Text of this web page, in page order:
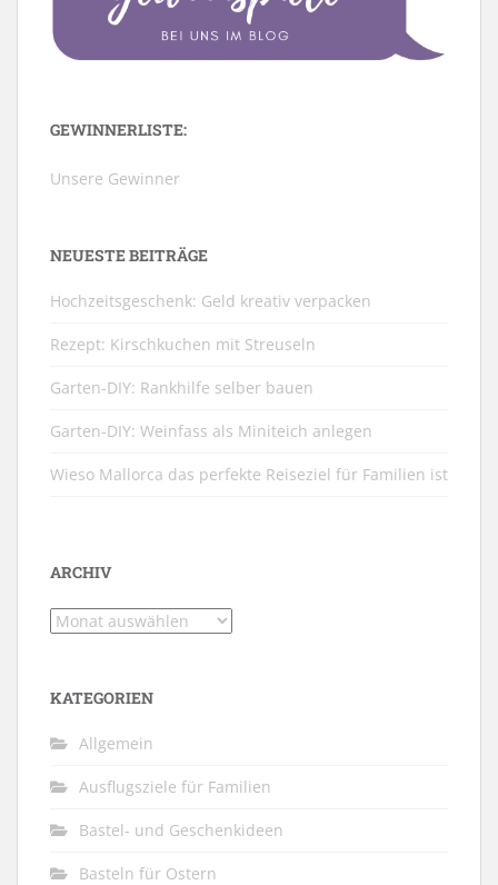
GEWINNERLISTE:
Unsere Gewinner
NEUESTE BEITRÄGE
Hochzeitsgeschenk: Geld kreativ verpacken
Rezept: Kirschkuchen mit Streuseln
Garten-DIY: Rankhilfe selber bauen
Garten-DIY: Weinfass als Miniteich anlegen
Wieso Mallorca das perfekte Reiseziel für Familien ist
ARCHIV
Archiv
KATEGORIEN
Allgemein
Ausflugsziele für Familien
Bastel- und Geschenkideen
Basteln für Ostern